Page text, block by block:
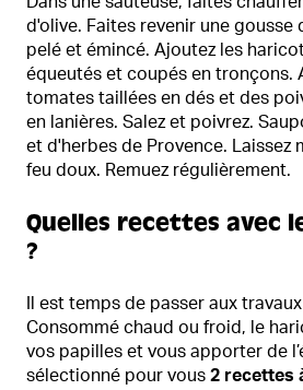
d'olive. Faites revenir une gousse
pelé et émincé. Ajoutez les
équeutés et coupés en tronçons.
tomates taillées en dés et des
en lanières. Salez et poivrez.
et d'herbes de Provence. Laissez
feu doux. Remuez régulièrement.
Quelles recettes avec
?
Il est temps de passer aux
Consommé chaud ou froid, le
vos papilles et vous apporter de
sélectionné pour vous2 recettes